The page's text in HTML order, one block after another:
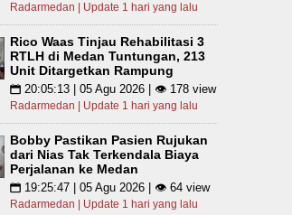
Radarmedan | Update 1 hari yang lalu
Rico Waas Tinjau Rehabilitasi 3
RTLH di Medan Tuntungan, 213
Unit Ditargetkan Rampung
📅 20:05:13 | 05 Agu 2026 | 👁 178 view
Radarmedan | Update 1 hari yang lalu
Bobby Pastikan Pasien Rujukan
dari Nias Tak Terkendala Biaya
Perjalanan ke Medan
📅 19:25:47 | 05 Agu 2026 | 👁 64 view
Radarmedan | Update 1 hari yang lalu